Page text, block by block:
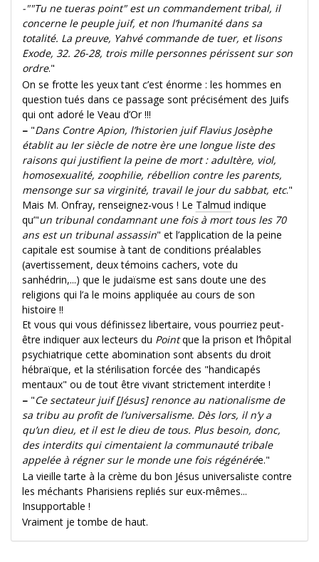
-""Tu ne tueras point" est un commandement tribal, il
concerne le peuple juif, et non l’humanité dans sa
totalité. La preuve, Yahvé commande de tuer, et lisons
Exode, 32. 26-28, trois mille personnes périssent sur son
ordre."
On se frotte les yeux tant c’est énorme : les hommes en
question tués dans ce passage sont précisément des Juifs
qui ont adoré le Veau d’Or !!!
– "Dans Contre Apion, l’historien juif Flavius Josèphe
établit au Ier siècle de notre ère une longue liste des
raisons qui justifient la peine de mort : adultère, viol,
homosexualité, zoophilie, rébellion contre les parents,
mensonge sur sa virginité, travail le jour du sabbat, etc."
Mais M. Onfray, renseignez-vous ! Le Talmud indique
qu’"un tribunal condamnant une fois à mort tous les 70
ans est un tribunal assassin" et l’application de la peine
capitale est soumise à tant de conditions préalables
(avertissement, deux témoins cachers, vote du
sanhédrin,...) que le judaïsme est sans doute une des
religions qui l’a le moins appliquée au cours de son
histoire !!
Et vous qui vous définissez libertaire, vous pourriez peut-
être indiquer aux lecteurs du Pointque la prison et l’hôpital
psychiatrique cette abomination sont absents du droit
hébraïque, et la stérilisation forcée des "handicapés
mentaux" ou de tout être vivant strictement interdite !
– "Ce sectateur juif[Jésus] renonce au nationalisme de
sa tribu au profit de l’universalisme. Dès lors, il n’y a
qu’un dieu, et il est le dieu de tous. Plus besoin, donc,
des interdits qui cimentaient la communauté tribale
appelée à régner sur le monde une fois régénérée."
La vieille tarte à la crème du bon Jésus universaliste contre
les méchants Pharisiens repliés sur eux-mêmes...
Insupportable !
Vraiment je tombe de haut.